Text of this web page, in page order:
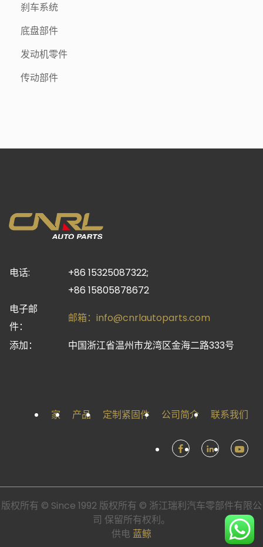
刹车系统
底盘部件
发动机零件
传动部件
电话:
+86 15325087322;
+86 15805878672
电子邮
件：
邮箱： info@cnrlautoparts.com
添加： 中国浙江省温州市龙湾区金海二路333号
家 产品 定制紧固件 公司简介 联系我们
版权所有 © Since 1992 版权所有 © 浙江瑞利汽车零部件有限公
司 保留所有权利。
供电 蓝鲸